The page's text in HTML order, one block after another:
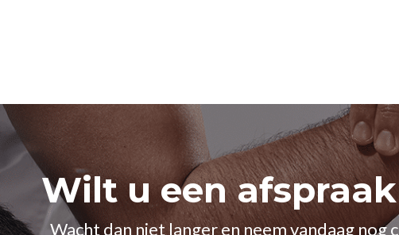
Wilt u een
Wacht dan niet langer en neem vandaag nog